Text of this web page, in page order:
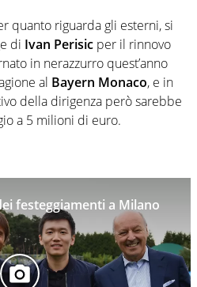
quanto riguarda gli esterni, si
di Ivan Perisic per il rinnovo
in nerazzurro quest’anno
al Bayern Monaco, e in
della dirigenza però sarebbe
a 5 milioni di euro.
festeggiamenti a Milano